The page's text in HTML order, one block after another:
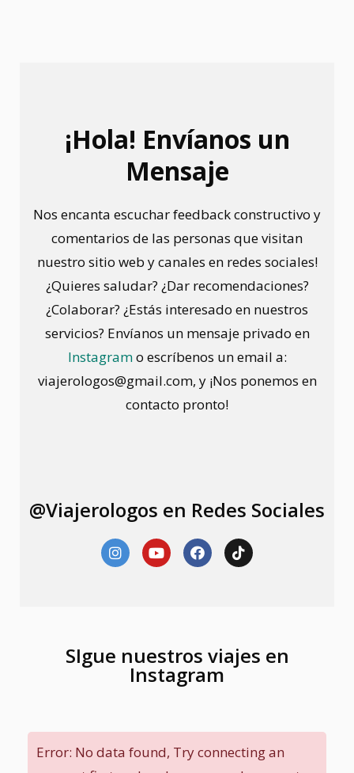
¡Hola! Envíanos un
Mensaje
Nos encanta escuchar feedback constructivo y
comentarios de las personas que visitan
nuestro sitio web y canales en redes sociales!
¿Quieres saludar? ¿Dar recomendaciones?
¿Colaborar? ¿Estás interesado en nuestros
servicios? Envíanos un mensaje privado en
Instagramo escríbenos un email a:
viajerologos@gmail.com, y ¡Nos ponemos en
contacto pronto!
@Viajerologos en Redes Sociales
SIgue nuestros viajes en
Instagram
Error: No data found, Try connecting an